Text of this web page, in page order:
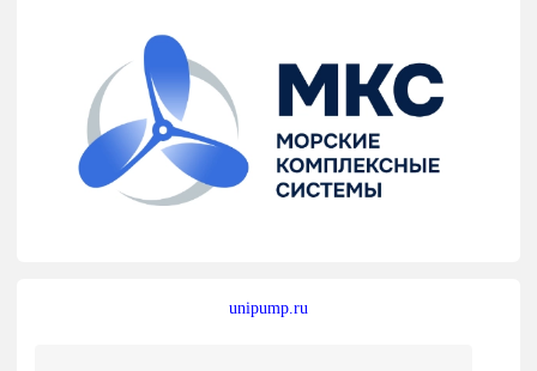
unipump.ru